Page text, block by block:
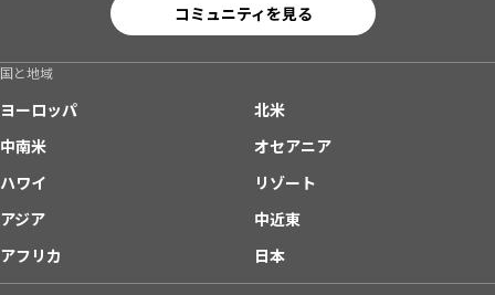
コミュニティを見る
国と地域
ヨーロッパ
北米
中南米
オセアニア
ハワイ
リゾート
アジア
中近東
アフリカ
日本